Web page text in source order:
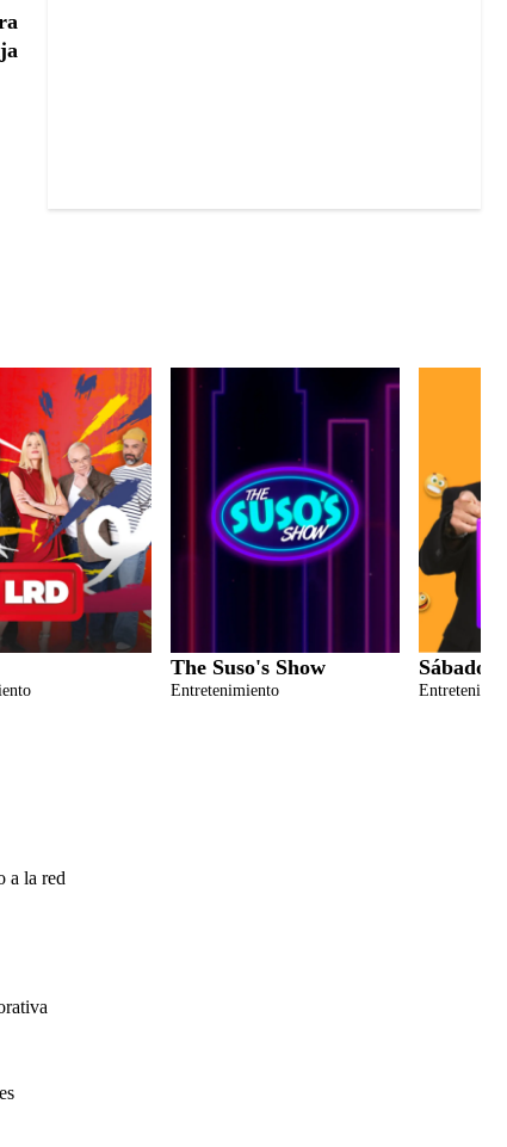
The Suso's Show
Entretenimiento
Sábados
a la red